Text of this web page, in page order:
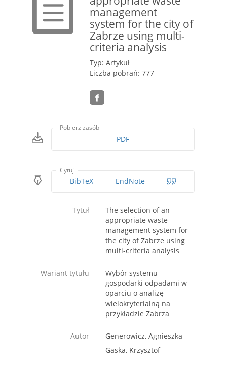
management
system for the city of
Zabrze using multi-
criteria analysis
Typ: Artykuł
Liczba pobrań: 777
Pobierz zasób
PDF
Cytuj
BibTeX EndNote
Tytuł
The selection of an
appropriate waste
management system for
the city of Zabrze using
multi-criteria analysis
Wariant tytułu
Wybór systemu
gospodarki odpadami w
oparciu o analizę
wielokryterialną na
przykładzie Zabrza
Autor
Generowicz, Agnieszka
Gaska, Krzysztof